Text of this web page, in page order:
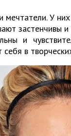
У них
застенчивы
и
в